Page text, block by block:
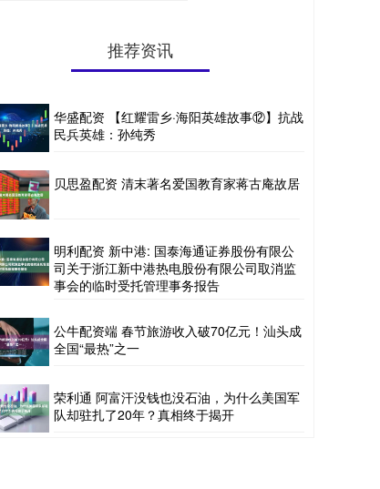
推荐资讯
华盛配资 【红耀雷乡·海阳英雄故事⑫】抗战
民兵英雄：孙纯秀
贝思盈配资 清末著名爱国教育家蒋古庵故居
明利配资 新中港: 国泰海通证券股份有限公
司关于浙江新中港热电股份有限公司取消监
事会的临时受托管理事务报告
公牛配资端 春节旅游收入破70亿元！汕头成
全国“最热”之一
荣利通 阿富汗没钱也没石油，为什么美国军
队却驻扎了20年？真相终于揭开